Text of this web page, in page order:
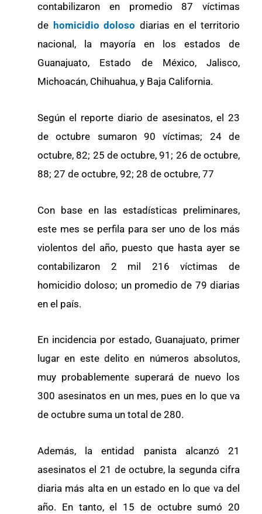
contabilizaron en promedio 87 víctimas
de homicidio doloso diarias en el territorio
nacional, la mayoría en los estados de
Guanajuato, Estado de México, Jalisco,
Michoacán, Chihuahua, y Baja California.
Según el reporte diario de asesinatos, el 23
de octubre sumaron 90 víctimas; 24 de
octubre, 82; 25 de octubre, 91; 26 de octubre,
88; 27 de octubre, 92; 28 de octubre, 77
Con base en las estadísticas preliminares,
este mes se perfila para ser uno de los más
violentos del año, puesto que hasta ayer se
contabilizaron 2 mil 216 víctimas de
homicidio doloso; un promedio de 79 diarias
en el país.
En incidencia por estado, Guanajuato, primer
lugar en este delito en números absolutos,
muy probablemente superará de nuevo los
300 asesinatos en un mes, pues en lo que va
de octubre suma un total de 280.
Además, la entidad panista alcanzó 21
asesinatos el 21 de octubre, la segunda cifra
diaria más alta en un estado en lo que va del
año. En tanto, el 15 de octubre sumó 20